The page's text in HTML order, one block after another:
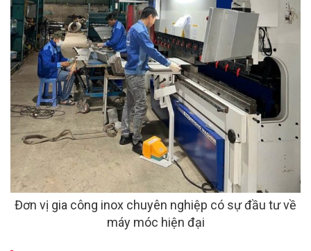
Đơn vị gia công inox chuyên nghiệp có sự đầu tư về
máy móc hiện đại